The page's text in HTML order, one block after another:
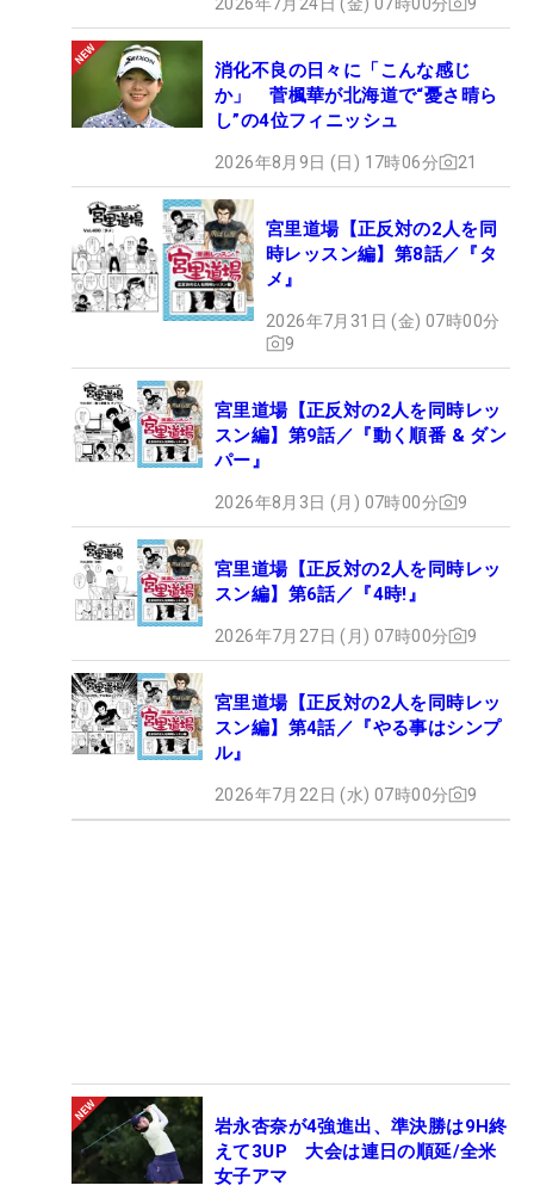
消化不良の日々に「こんな感じ
か」 菅楓華が北海道で“憂さ晴ら
し”の4位フィニッシュ
2026年8月9日 (日) 17時06分 21
宮里道場【正反対の2人を同
時レッスン編】第8話／『タ
メ』
2026年7月31日 (金) 07時00分
9
宮里道場【正反対の2人を同時レッ
スン編】第9話／『動く順番 & ダン
パー』
2026年8月3日 (月) 07時00分 9
宮里道場【正反対の2人を同時レッ
スン編】第6話／『4時!』
2026年7月27日 (月) 07時00分 9
宮里道場【正反対の2人を同時レッ
スン編】第4話／『やる事はシンプ
ル』
2026年7月22日 (水) 07時00分 9
岩永杏奈が4強進出、準決勝は9H終
えて3UP 大会は連日の順延/全米
女子アマ